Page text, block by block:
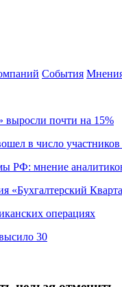
События
выросли почти на 15%
в число участников
РФ: мнение
«Бухгалтерский
операциях
30